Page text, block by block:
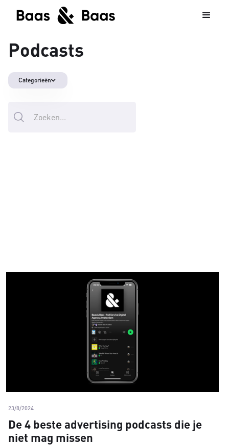
Podcasts
Categorieën
23/8/2024
De 4 beste advertising podcasts die je
niet mag missen